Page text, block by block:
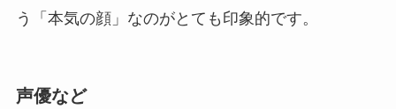
う「本気の顔」なのがとても印象的です。
声優など